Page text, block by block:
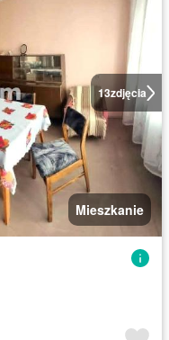
13zdjęcia
Mieszkanie